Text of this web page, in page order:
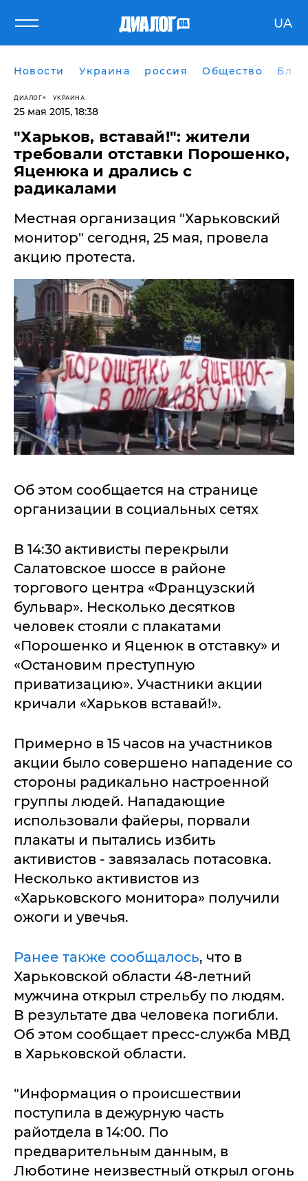
UA
Новости Украина россия Общество
ДИАЛОГ УКРАИНА
25 мая 2015, 18:38
"Харьков, вставай!": жители
требовали отставки Порошенко,
Яценюка и дрались с
радикалами
Местная организация "Харьковский
монитор" сегодня, 25 мая, провела
акцию протеста.
Об этом сообщается на странице
организации в социальных сетях
В 14:30 активисты перекрыли
Салатовское шоссе в районе
торгового центра «Французский
бульвар». Несколько десятков
человек стояли с плакатами
«Порошенко и Яценюк в отставку» и
«Остановим преступную
приватизацию». Участники акции
кричали «Харьков вставай!».
Примерно в 15 часов на участников
акции было совершено нападение со
стороны радикально настроенной
группы людей. Нападающие
использовали файеры, порвали
плакаты и пытались избить
активистов - завязалась потасовка.
Несколько активистов из
«Харьковского монитора» получили
ожоги и увечья.
Ранее также сообщалось, что в
Харьковской области 48-летний
мужчина открыл стрельбу по людям.
В результате два человека погибли.
Об этом сообщает пресс-служба МВД
в Харьковской области.
"Информация о происшествии
поступила в дежурную часть
райотдела в 14:00. По
предварительным данным, в
Люботине неизвестный открыл огонь